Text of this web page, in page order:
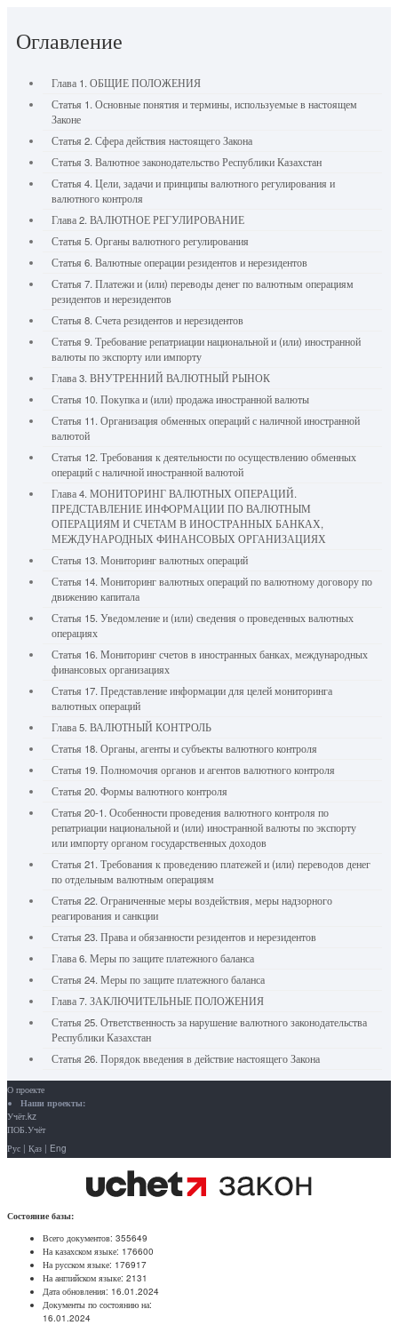
Оглавление
Глава 1. ОБЩИЕ ПОЛОЖЕНИЯ
Статья 1. Основные понятия и термины, используемые в настоящем
Законе
Статья 2. Сфера действия настоящего Закона
Статья 3. Валютное законодательство Республики Казахстан
Статья 4. Цели, задачи и принципы валютного регулирования и
валютного контроля
Глава 2. ВАЛЮТНОЕ РЕГУЛИРОВАНИЕ
Статья 5. Органы валютного регулирования
Статья 6. Валютные операции резидентов и нерезидентов
Статья 7. Платежи и (или) переводы денег по валютным операциям
резидентов и нерезидентов
Статья 8. Счета резидентов и нерезидентов
Статья 9. Требование репатриации национальной и (или) иностранной
валюты по экспорту или импорту
Глава 3. ВНУТРЕННИЙ ВАЛЮТНЫЙ РЫНОК
Статья 10. Покупка и (или) продажа иностранной валюты
Статья 11. Организация обменных операций с наличной иностранной
валютой
Статья 12. Требования к деятельности по осуществлению обменных
операций с наличной иностранной валютой
Глава 4. МОНИТОРИНГ ВАЛЮТНЫХ ОПЕРАЦИЙ.
ПРЕДСТАВЛЕНИЕ ИНФОРМАЦИИ ПО ВАЛЮТНЫМ
ОПЕРАЦИЯМ И СЧЕТАМ В ИНОСТРАННЫХ БАНКАХ,
МЕЖДУНАРОДНЫХ ФИНАНСОВЫХ ОРГАНИЗАЦИЯХ
Статья 13. Мониторинг валютных операций
Статья 14. Мониторинг валютных операций по валютному договору по
движению капитала
Статья 15. Уведомление и (или) сведения о проведенных валютных
операциях
Статья 16. Мониторинг счетов в иностранных банках, международных
финансовых организациях
Статья 17. Представление информации для целей мониторинга
валютных операций
Глава 5. ВАЛЮТНЫЙ КОНТРОЛЬ
Статья 18. Органы, агенты и субъекты валютного контроля
Статья 19. Полномочия органов и агентов валютного контроля
Статья 20. Формы валютного контроля
Статья 20-1. Особенности проведения валютного контроля по
репатриации национальной и (или) иностранной валюты по экспорту
или импорту органом государственных доходов
Статья 21. Требования к проведению платежей и (или) переводов денег
по отдельным валютным операциям
Статья 22. Ограниченные меры воздействия, меры надзорного
реагирования и санкции
Статья 23. Права и обязанности резидентов и нерезидентов
Глава 6. Меры по защите платежного баланса
Статья 24. Меры по защите платежного баланса
Глава 7. ЗАКЛЮЧИТЕЛЬНЫЕ ПОЛОЖЕНИЯ
Статья 25. Ответственность за нарушение валютного законодательства
Республики Казахстан
Статья 26. Порядок введения в действие настоящего Закона
О проекте
Наши проекты:
Учёт.kz
ПОБ.Учёт
Рус | Қаз | Eng
Состояние базы:
Всего документов: 355649
На казахском языке: 176600
На русском языке: 176917
На английском языке: 2131
Дата обновления: 16.01.2024
Документы по состоянию на:
16.01.2024